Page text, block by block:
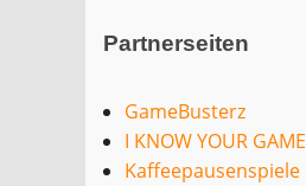
Partnerseiten
GameBusterz
I KNOW YOUR GAME
Kaffeepausenspiele